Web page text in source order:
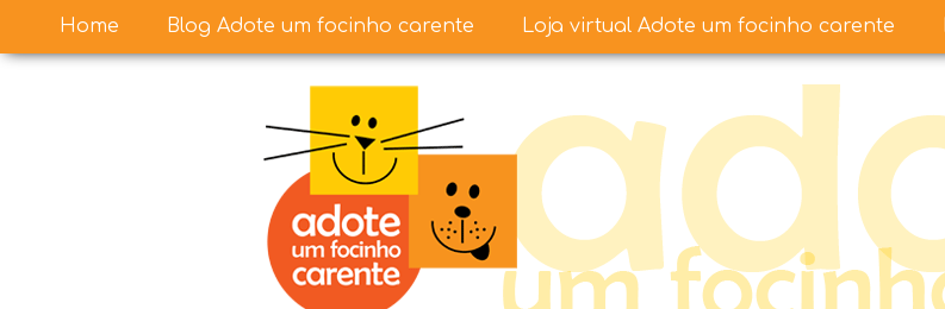
Home Blog Adote um focinho carente Loja virtual Adote um focinho carente